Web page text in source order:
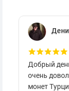
Добрый
очень
монет